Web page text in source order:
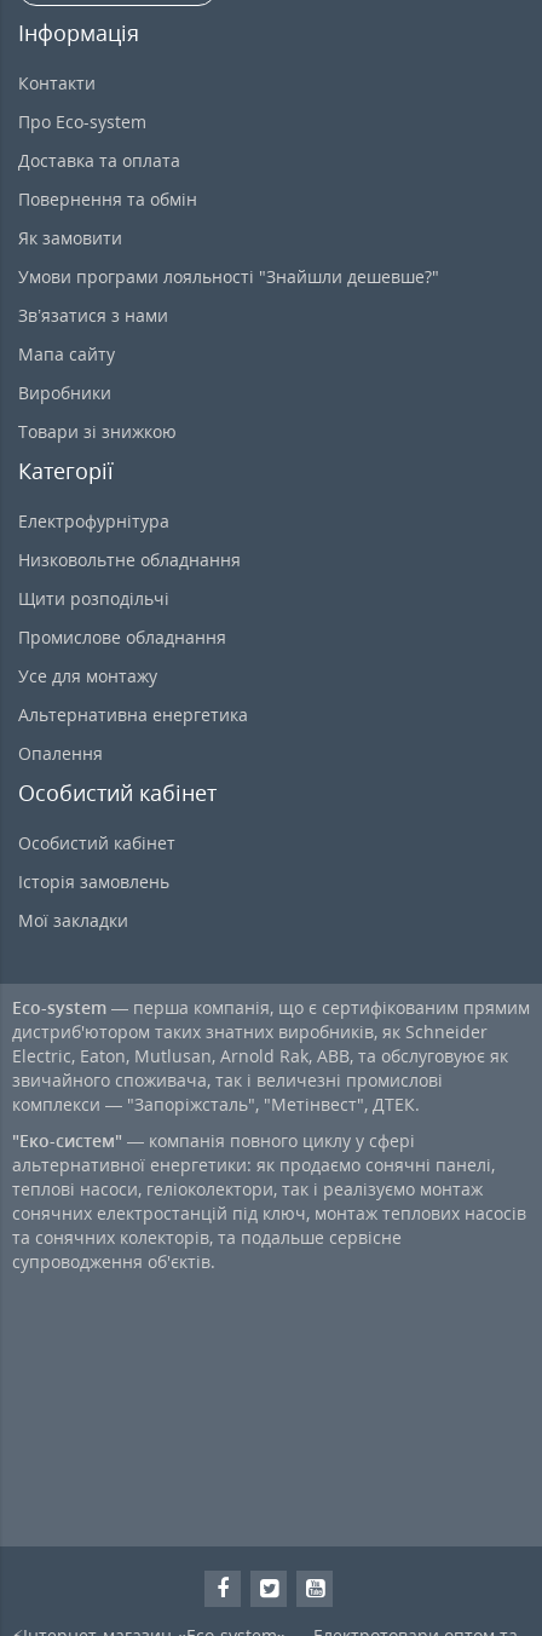
Інформація
Контакти
Про Eco-system
Доставка та оплата
Повернення та обмін
Як замовити
Умови програми лояльності "Знайшли дешевше?"
Зв’язатися з нами
Мапа сайту
Виробники
Товари зі знижкою
Категорії
Електрофурнітура
Низковольтне обладнання
Щити розподільчі
Промислове обладнання
Усе для монтажу
Альтернативна енергетика
Опалення
Особистий кабінет
Особистий кабінет
Історія замовлень
Мої закладки
Eco-system — перша компанія, що є сертифікованим прямим
дистриб'ютором таких знатних виробників, як Schneider
Electric, Eaton, Mutlusan, Arnold Rak, ABB, та обслуговуює як
звичайного споживача, так і величезні промислові
комплекси — "Запоріжсталь", "Метінвест", ДТЕК.
"Еко-систем" — компанія повного циклу у сфері
альтернативної енергетики: як продаємо сонячні панелі,
теплові насоси, геліоколектори, так і реалізуємо монтаж
сонячних електростанцій під ключ, монтаж теплових насосів
та сонячних колекторів, та подальше сервісне
супроводження об'єктів.